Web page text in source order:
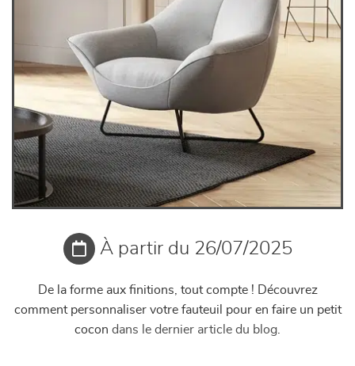
À partir du 26/07/2025
De la forme aux finitions, tout compte ! Découvrez
comment personnaliser votre fauteuil pour en faire un petit
cocon dans le dernier article du blog